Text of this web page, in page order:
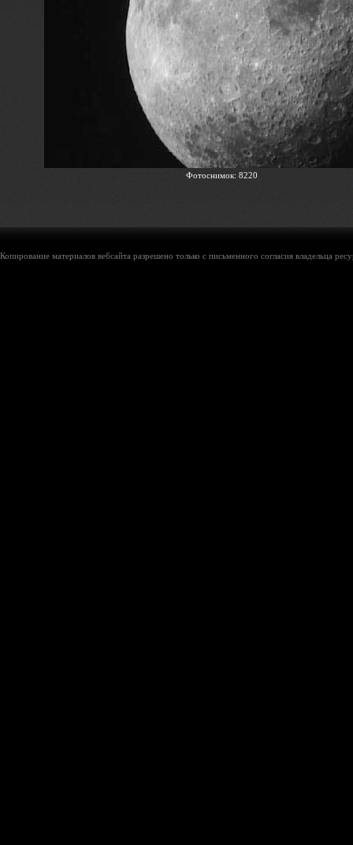
Фотоснимок: 8220
Копирование материалов вебсайта разрешено только с письменного согласия владельца